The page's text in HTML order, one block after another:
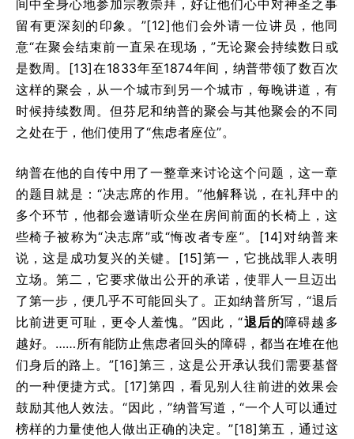
间中全身心地参加宗教崇拜，好让他们心中对神圣之事
留有更深刻的印象。”[12]他们会外请一位讲员，他同
意“在聚会结束前一直呆在现场，”无论聚会持续数日或
是数周。[13]在1833年至1874年间，纳普带领了数百次
这样的聚会，从一个城市到另一个城市，每晚讲道，有
时候持续数周。但芬尼和纳普的聚会与其他聚会的不同
之处在于，他们使用了“焦虑者座位”。
纳普在他的自传中用了一整章来讨论这个问题，这一章
的题目就是：“决志席的作用。”他解释说，在礼拜中的
多个环节，他都会邀请听众坐在房间前面的长椅上，这
些椅子被称为“决志席”或“悔改者专座”。[14]对纳普来
说，这是成功复兴的关键。[15]第一，它挑战罪人表明
立场。第二，它要求做出公开的承诺，使罪人一旦迈出
了第一步，便几乎不可能回头了。正如纳普所写，“退后
比前进更可耻，更令人羞愧。”因此，“退后的障碍越多
越好。……所有能防止焦虑者回头的障碍，都当在堆在他
们身后的路上。”[16]第三，这是公开承认我们需要基督
的一种便捷方式。[17]第四，看见别人往前进的效果会
鼓励其他人效法。“因此，”纳普写道，“一个人可以通过
榜样的力量使他人做出正确的决定。”[18]第五，通过这